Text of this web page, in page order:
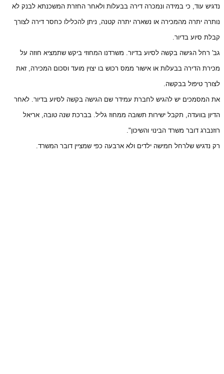
נדגיש עוד, כי במידה ונמכרה דירה בבעלות ולאחר החזרת המשכנתא לבנק לא
נותרה יתרה מהמכירה או נשארה יתרה קטנה, ניתן להכלילו כחסר דירה לצורך
קבלת סיוע בדיור.
גב' רחל הגישה בקשה לסיוע בדיור. משרדנו המחוזי ביקש שתמציא חוזה על
מכירת הדירה בבעלות או אישור ממס רכוש בו יצוין מועד וסכום המכירה, זאת
לצורך טיפול בבקשה.
את המסמכים יש להגיש לחברת עמידר שם הגישה בקשה לסיוע בדיור. לאחר
הדיון בוועדה, תקבל ישירות תשובה ממחוז גליל. בברכת שנה טובה, אריאל
רוזנברג דובר משרד הבינוי והשיכון".
רק נדגיש שלרחל חמישה ילדים ולא ארבעה כפי שמציין דובר המשרד.